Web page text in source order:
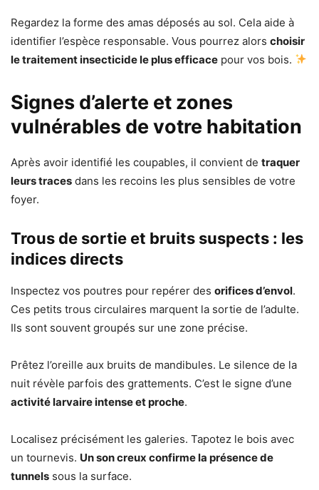
Regardez la forme des amas déposés au sol. Cela aide à
identifier l’espèce responsable. Vous pourrez alors choisir
le traitement insecticide le plus efficace pour vos bois.
Signes d’alerte et zones
vulnérables de votre habitation
Après avoir identifié les coupables, il convient de traquer
leurs traces dans les recoins les plus sensibles de votre
foyer.
Trous de sortie et bruits suspects : les
indices directs
Inspectez vos poutres pour repérer des orifices d’envol.
Ces petits trous circulaires marquent la sortie de l’adulte.
Ils sont souvent groupés sur une zone précise.
Prêtez l’oreille aux bruits de mandibules. Le silence de la
nuit révèle parfois des grattements. C’est le signe d’une
activité larvaire intense et proche.
Localisez précisément les galeries. Tapotez le bois avec
un tournevis. Un son creux confirme la présence de
tunnels sous la surface.